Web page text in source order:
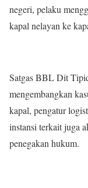
negeri, pelaku
kapal nelayan ke
Satgas BBL Dit
mengembangkan
kapal, pengatur
instansi terkait juga
penegakan hukum.